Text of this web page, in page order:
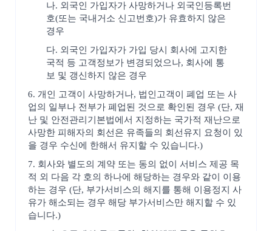
나. 외국인 가입자가 사망하거나 외국인등록번
호(또는 국내거소 신고번호)가 유효하지 않은
경우
다. 외국인 가입자가 가입 당시 회사에 고지한
국적 등 고객정보가 변경되었으나, 회사에 통
보 및 갱신하지 않은 경우
6. 개인 고객이 사망하거나, 법인고객이 폐업 또는 사
업의 일부나 전부가 폐업된 것으로 확인된 경우 (단, 재
난 및 안전관리기본법에서 지정하는 국가적 재난으로
사망한 피해자의 회선은 유족들의 회선유지 요청이 있
을 경우 수신에 한해서 유지할 수 있습니다.)
7. 회사와 별도의 계약 또는 동의 없이 서비스 제공 목
적 외 다음 각 호의 하나에 해당하는 경우와 같이 이용
하는 경우 (단, 부가서비스의 해지를 통해 이용정지 사
유가 해소되는 경우 해당 부가서비스만 해지할 수 있
습니다.)